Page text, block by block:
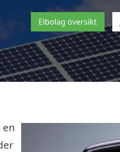
Elbolag översikt
en